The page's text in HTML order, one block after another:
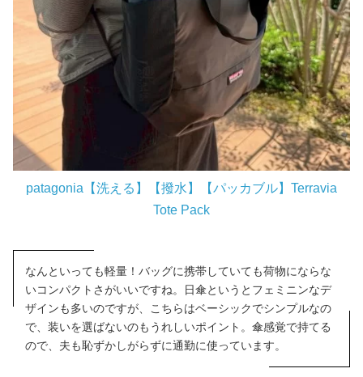
patagonia【洗える】【撥水】【パッカブル】Terravia
Tote Pack
なんといっても軽量！バッグに携帯していても荷物にならな
いコンパクトさがいいですね。日傘というとフェミニンなデ
ザインも多いのですが、こちらはベーシックでシンプルなの
で、装いを選ばないのもうれしいポイント。傘感覚で持てる
ので、夫も恥ずかしがらずに通勤に使っています。